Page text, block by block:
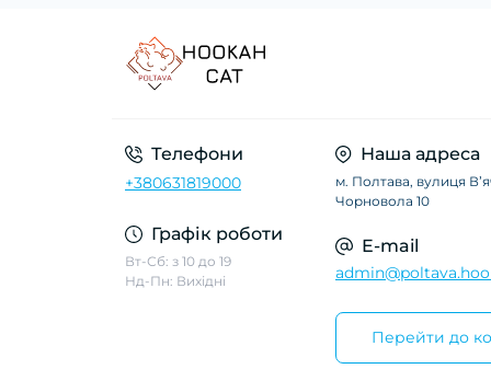
Телефони
+380631819000
Графік роботи
Вт-Сб: з 10 до 19
Нд-Пн: Вихідні
Наша адреса
м. Полтава, вулиця
Чорновола 10
E-mail
Перейти до